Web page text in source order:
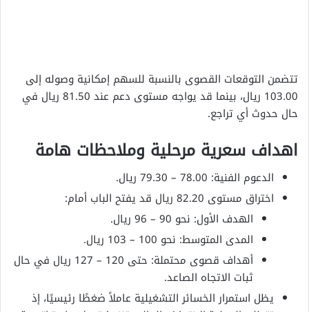
تتضمن التوقعات القصوى بالنسبة للسهم إمكانية وصوله إلى
103.00 ريال، بينما قد يواجه مستوى دعم عند 81.50 ريال في
حال حدوث أي تراجع.
اهداف سعرية مرحلية وملاحظات هامة
الدعوم الفنية: 78.00 – 79.30 ريال.
اختراق مستوى 82.20 ريال قد يفتح الباب أمام:
الهدف الأول: نحو 90 – 96 ريال.
المدى المتوسط: نحو 100 – 103 ريال.
أهداف قصوى محتملة: حتى 120 – 127 ريال في حال
ثبات الاتجاه الصاعد.
يظل استمرار الخسائر التشغيلية عاملاً ضغطًا رئيسيًا، إذ